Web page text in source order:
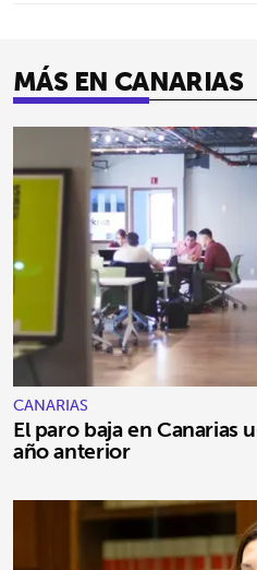
MÁS EN CANARIAS
CANARIAS
El paro baja en Canarias
año anterior